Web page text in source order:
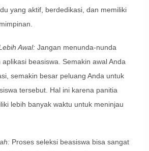
yang aktif, berdedikasi, dan memiliki
Awal:Jangan menunda-nunda
beasiswa. Semakin awal Anda
semakin besar peluang Anda untuk
tersebut. Hal ini karena panitia
lebih banyak waktu untuk meninjau
Proses seleksi beasiswa bisa sangat